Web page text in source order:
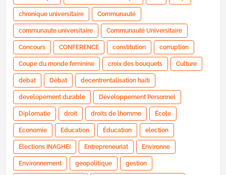
chronique universitaire Communauté
communaute universitaire Communauté Universitaire
Concours CONFERENCE constitution corruption
Coupe du monde feminine croix des bouquets Culture
debat Débat decentrentalisation haiti
developement durable Développement Personnel
Diplomatie droit droits de lhomme École
Economie Education Éducation election
Élections INAGHEI Entrepreneuriat Environne
Environnement geopolitique gestion